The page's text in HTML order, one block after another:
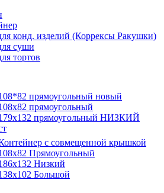
конд. изделий (Коррексы Ракушки)
суши
тортов
прямоугольный новый
прямоугольный
прямоугольный НИЗКИЙ
с совмещенной крышкой
Прямоугольный
Низкий
Большой